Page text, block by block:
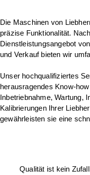
Die Maschinen von
präzise Funktionalität.
Dienstleistungsangebot
und Verkauf bieten wir
Unser hochqualifiziertes
herausragendes Know-
Inbetriebnahme, Wartung,
Kalibrierungen Ihrer
gewährleisten sie eine
Qualität ist kein